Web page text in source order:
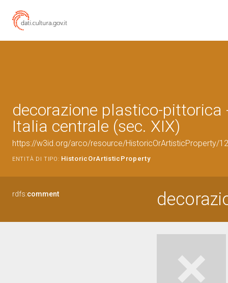
decorazione plastico-pittorica
Italia centrale (sec. XIX)
https://w3id.org/arco/resource/HistoricOrArtisticProperty/
ENTITÀ DI TIPO: HistoricOrArtisticProperty
rdfs:comment